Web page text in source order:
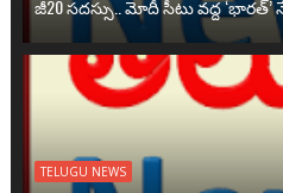
జీ20 సదస్సు.. మోదీ సీటు వద్ద ‘భారత్’
TELUGU NEWS